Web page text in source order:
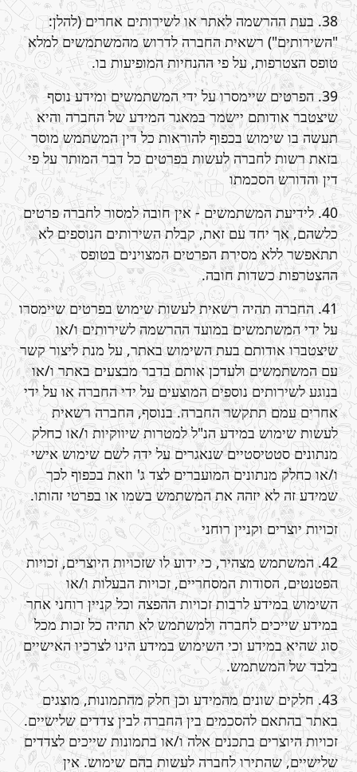
38. בעת ההרשמה לאתר או לשירותים אחרים (להלן:
"השירותים") רשאית החברה לדרוש מהמשתמשים למלא
טופס הצטרפות, על פי ההנחיות המופיעות בו.
39. הפרטים שיימסרו על ידי המשתמשים ומידע נוסף
שיצטבר אודותם יישמר במאגר המידע של החברה והיא
תעשה בו שימוש בכפוף להוראות כל דין המשתמש מוסר
בזאת רשות לחברה לעשות בפרטים כל דבר המותר על פי
דין והדורש הסכמתו
40. לידיעת המשתמשים - אין חובה למסור לחברה פרטים
כלשהם, אך יחד עם זאת, קבלת השירותים הנוספים לא
תתאפשר ללא מסירת הפרטים המצוינים בטופס
ההצטרפות כשדות חובה.
41. החברה תהיה רשאית לעשות שימוש בפרטים שיימסרו
על ידי המשתמשים במועד ההרשמה לשירותים ו/או
שיצטברו אודותם בעת השימוש באתר, על מנת ליצור קשר
עם המשתמשים ולעדכן אותם בדבר מבצעים באתר ו/או
בנוגע לשירותים נוספים המוצעים על ידי החברה או על ידי
אחרים עמם תתקשר החברה. בנוסף, החברה רשאית
לעשות שימוש במידע הנ"ל למטרות שיווקיות ו/או כחלק
מנתונים סטטיסטיים שנאגרים על ידה לשם שימוש אישי
ו/או כחלק מנתונים המועברים לצד ג' וזאת בכפוף לכך
שמידע זה לא יזהה את המשתמש בשמו או בפרטי זהותו.
זכויות יוצרים וקניין רוחני
42. המשתמש מצהיר, כי ידוע לו שזכויות היוצרים, זכויות
הפטנטים, הסודות המסחריים, זכויות הבעלות ו/או
השימוש במידע לרבות זכויות ההפצה וכל קניין רוחני אחר
במידע שייכים לחברה ולמשתמש לא תהיה כל זכות מכל
סוג שהיא במידע וכי השימוש במידע הינו לצרכיו האישיים
בלבד של המשתמש.
43. חלקים שונים מהמידע וכן חלק מהתמונות, מוצגים
באתר בהתאם להסכמים בין החברה לבין צדדים שלישיים.
זכויות היוצרים בתכנים אלה ו/או בתמונות שייכים לצדדים
שלישיים, שהתירו לחברה לעשות בהם שימוש. אין